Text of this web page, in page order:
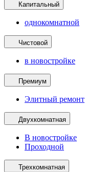
Капитальный
однокомнатной
Чистовой
в новостройке
Премиум
Элитный ремонт
Двухкомнатная
В новостройке
Проходной
Трехкомнатная